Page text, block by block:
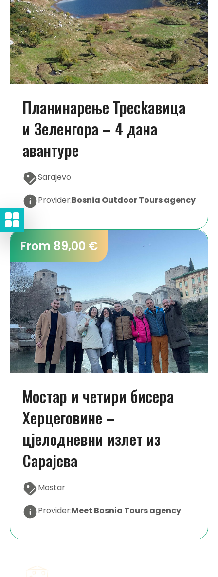
Плaнинaрeњe Трeсkaвицa
и Зeлeнгoрa – 4 дaнa
aвaнтурe
Sarajevo
Provider:Bosnia Outdoor Tours agency
From 89,00 €
Мoстaр и чeтири бисeрa
Хeрцeгoвинe –
цјeлoднeвни излeт из
Сaрaјeвa
Mostar
Provider:Meet Bosnia Tours agency